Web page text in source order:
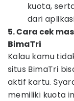
kuota,
dari
5. Cara cek
BimaTri
Kalau kamu
situs BimaTri
aktif kartu.
memiliki kuota